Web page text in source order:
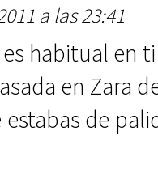
a las 23:41
habitual en
en Zara
de